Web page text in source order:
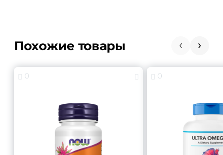
Похожие товары
0 0